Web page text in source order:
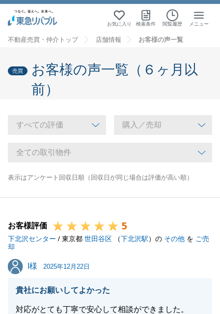
お気に入り 検索条件 閲覧履歴 メニュー
不動産売買・仲介トップ 店舗情報 お客様の声一覧
売買
お客様の声一覧（６ヶ月以
前）
表示はアンケート回収日順（回収日が同じ場合は評価が高い順）
お客様評価 5
下北沢センター / 東京都 世田谷区 （下北沢駅）の その他 を ご売
却
I様
I様 2025年12月22日
貴社にお願いしてよかった
対応がとても丁寧で安心して相談ができました。